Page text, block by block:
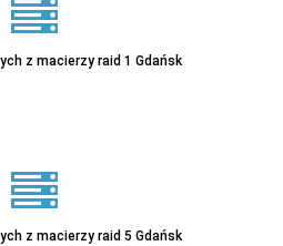
z macierzy raid 1 Gdańsk
z macierzy raid 5 Gdańsk